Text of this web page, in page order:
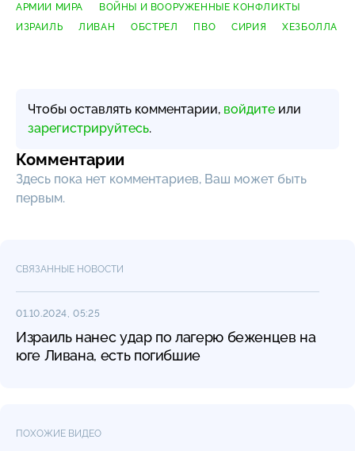
АРМИИ МИРА
ВОЙНЫ И ВООРУЖЕННЫЕ КОНФЛИКТЫ
ИЗРАИЛЬ
ЛИВАН ОБСТРЕЛ ПВО СИРИЯ ХЕЗБОЛЛА
Чтобы оставлять комментарии, войдите или
зарегистрируйтесь.
Комментарии
Здесь пока нет комментариев, Ваш может быть
первым.
СВЯЗАННЫЕ НОВОСТИ
01.10.2024, 05:25
Израиль нанес удар по лагерю беженцев на
юге Ливана, есть погибшие
ПОХОЖИЕ ВИДЕО